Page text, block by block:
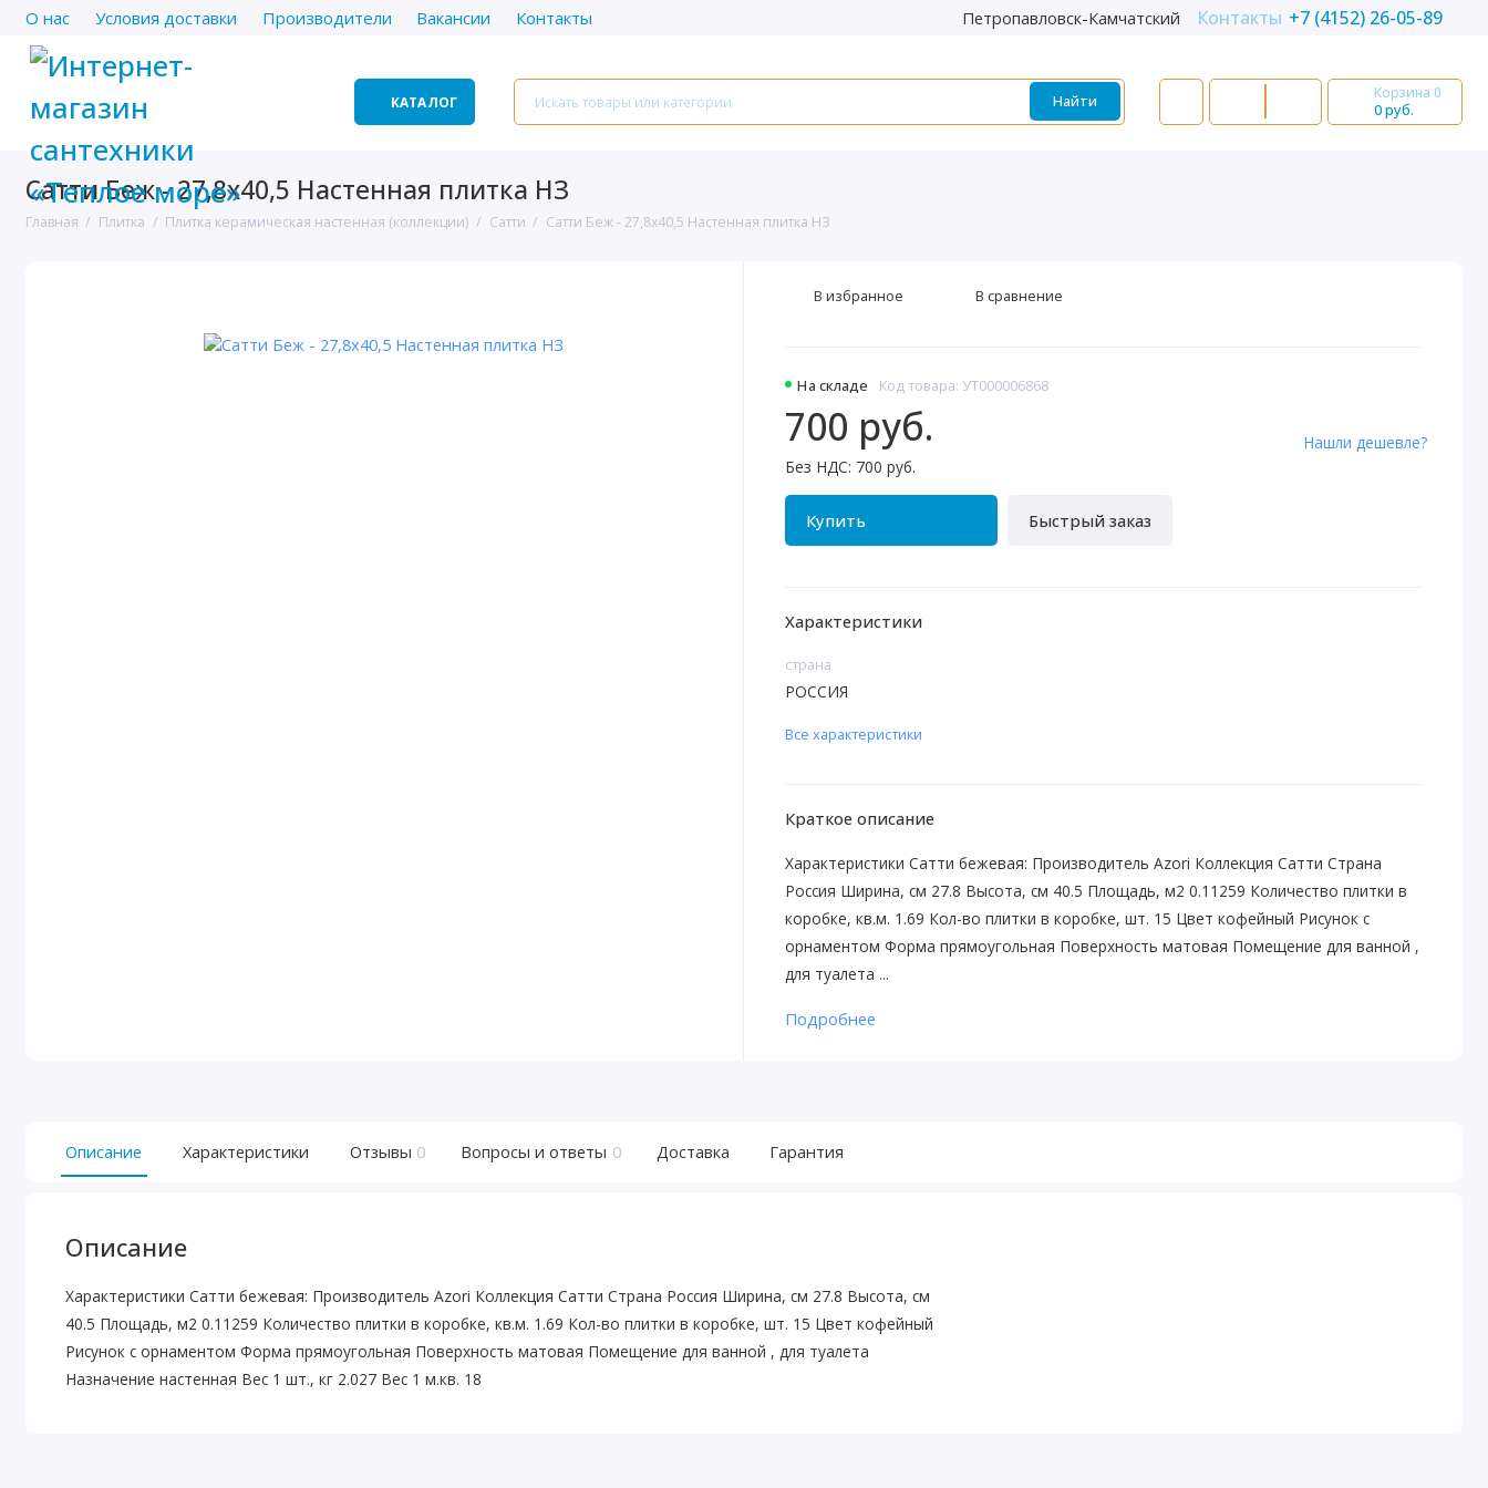
О нас Условия доставки Производители Вакансии Контакты Петропавловск-Камчатский Контакты +7 (4152) 26-05-89
КАТАЛОГ Найти Корзина 0
0 руб.
Сатти Беж - 27,8х40,5 Настенная плитка НЗ
Главная Плитка Плитка керамическая настенная (коллекции) Сатти Сатти Беж - 27,8х40,5 Настенная плитка НЗ
На складе Код товара: УТ000006868
700 руб.
Без НДС: 700 руб.
Купить Быстрый заказ
Нашли дешевле?
В избранное В сравнение
Характеристики
страна
РОССИЯ
Все характеристики
Краткое описание
Характеристики Сатти бежевая: Производитель Azori Коллекция Сатти Страна
Россия Ширина, см 27.8 Высота, см 40.5 Площадь, м2 0.11259 Количество плитки в
коробке, кв.м. 1.69 Кол-во плитки в коробке, шт. 15 Цвет кофейный Рисунок с
орнаментом Форма прямоугольная Поверхность матовая Помещение для ванной ,
для туалета ...
Подробнее
Описание Характеристики Отзывы 0 Вопросы и ответы 0 Доставка Гарантия
Описание
Характеристики Сатти бежевая: Производитель Azori Коллекция Сатти Страна Россия Ширина, см 27.8 Высота, см
40.5 Площадь, м2 0.11259 Количество плитки в коробке, кв.м. 1.69 Кол-во плитки в коробке, шт. 15 Цвет кофейный
Рисунок с орнаментом Форма прямоугольная Поверхность матовая Помещение для ванной , для туалета
Назначение настенная Вес 1 шт., кг 2.027 Вес 1 м.кв. 18